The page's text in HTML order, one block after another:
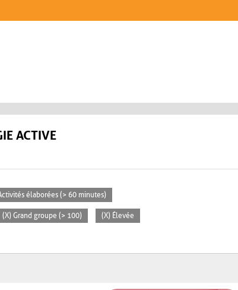
ACTIVE
élaborées (> 60 minutes)
(X) Grand groupe (> 100) (X) Élevée